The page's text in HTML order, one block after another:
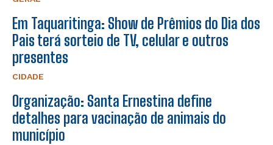
Em Taquaritinga: Show de Prêmios do Dia dos
Pais terá sorteio de TV, celular e outros
presentes
CIDADE
Organização: Santa Ernestina define
detalhes para vacinação de animais do
município